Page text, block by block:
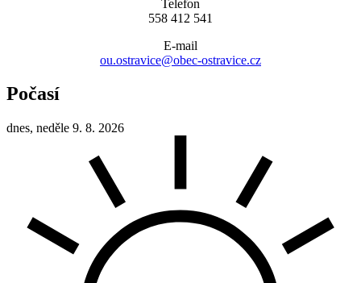
Telefon
558 412 541
E-mail
ou.ostravice@obec-ostravice.cz
Počasí
dnes, neděle 9. 8. 2026